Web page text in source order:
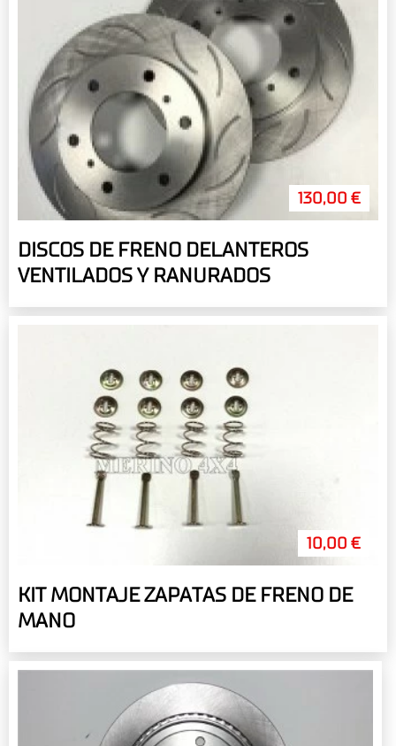
130,00 €
DISCOS DE FRENO DELANTEROS
VENTILADOS Y RANURADOS
10,00 €
KIT MONTAJE ZAPATAS DE FRENO DE
MANO